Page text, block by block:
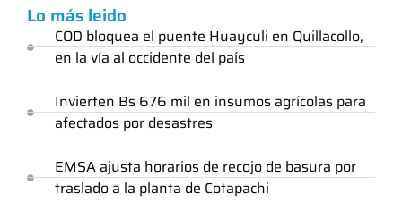
Lo más leido
COD bloquea el puente Huayculi en Quillacollo,
en la vía al occidente del país
Invierten Bs 676 mil en insumos agrícolas para
afectados por desastres
EMSA ajusta horarios de recojo de basura por
traslado a la planta de Cotapachi